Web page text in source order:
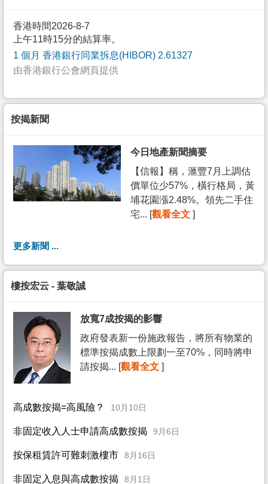
香港時間2026-8-7
上午11時15分的結算率。
1 個月 香港銀行同業拆息(HIBOR) 2.61327
由香港銀行公會網頁提供
按揭新聞
今日地產新聞摘要
【信報】稱，滙豐7月上調估
價單位少57%，橫行格局，黃
埔花園漲2.48%。領先二手住
宅... [觀看全文 ]
更多新聞 ...
樓按宏云 - 葉敬誠
放寬7成按揭的影響
政府發表新一份施政報告，將所有物業的
標準按揭成數上限劃一至70%，同時將申
請按揭... [觀看全文 ]
高成數按揭=高風險？ 10月10日
非固定收入人士申請高成數按揭 9月6日
按保租賃許可難刺激樓市 8月16日
非固定入息與高成數按揭 8月1日